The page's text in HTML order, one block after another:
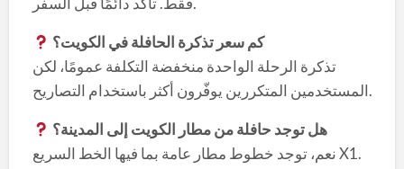
كم سعر تذكرة الحافلة في الكويت؟
تذكرة الرحلة الواحدة منخفضة التكلفة عمومًا، لكن
المستخدمين المتكررين يوفّرون أكثر باستخدام التصاريح.
هل توجد حافلة من مطار الكويت إلى المدينة؟
نعم، توجد خطوط مطار عامة بما فيها الخط السريع X1.